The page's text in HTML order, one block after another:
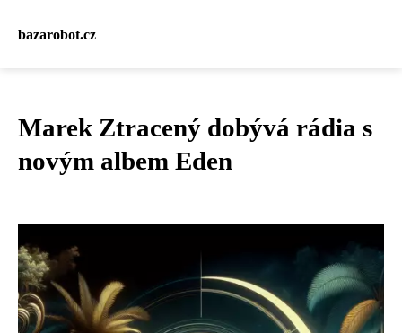
bazarobot.cz
Marek Ztracený dobývá rádia s
novým albem Eden